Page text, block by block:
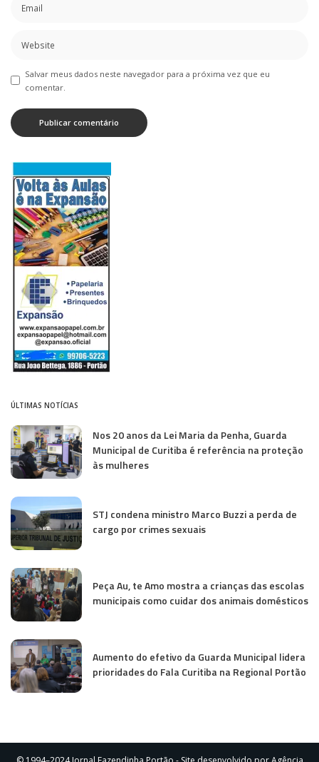
Salvar meus dados neste navegador para a próxima vez que eu
comentar.
ÚLTIMAS NOTÍCIAS
Nos 20 anos da Lei Maria da Penha, Guarda
Municipal de Curitiba é referência na proteção
às mulheres
STJ condena ministro Marco Buzzi a perda de
cargo por crimes sexuais
Peça Au, te Amo mostra a crianças das escolas
municipais como cuidar dos animais domésticos
Aumento do efetivo da Guarda Municipal lidera
prioridades do Fala Curitiba na Regional Portão